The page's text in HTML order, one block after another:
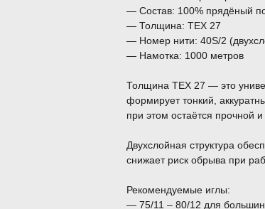
— Состав: 100% прядёный
— Толщина: TEX 27
— Номер нити: 40S/2
— Намотка: 1000 метров
Толщина TEX 27 — это
формирует тонкий,
при этом остаётся прочной
Двухслойная структура
снижает риск обрыва при
Рекомендуемые иглы:
— 75/11 – 80/12 для